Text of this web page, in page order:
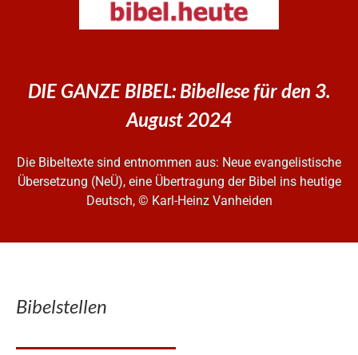
DIE GANZE BIBEL: Bibellese für den 3.
August 2024
Die Bibeltexte sind entnommen aus: Neue evangelistische
Übersetzung (NeÜ), eine Übertragung der Bibel ins heutige
Deutsch, © Karl-Heinz Vanheiden
Bibelstellen